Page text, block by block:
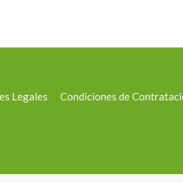
Legales Condiciones de